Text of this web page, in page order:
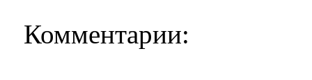
Комментарии: